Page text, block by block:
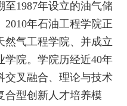
1987年设立的油气储
年石油工程学院正
然气工程学院、并成立
学院。学院历经近40年
交叉融合、理论与技术
合型创新人才培养模